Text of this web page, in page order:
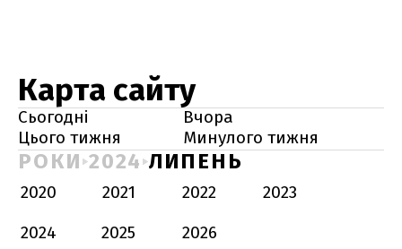
Карта сайту
Сьогодні
Вчора
Цього тижня
Минулого тижня
РОКИ 2024 ЛИПЕНЬ
2020 2021 2022
2023
2024
2025
2026